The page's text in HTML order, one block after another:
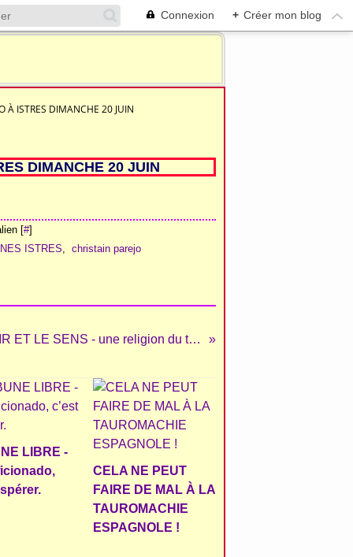
Connexion + Créer mon blog
À ISTRES DIMANCHE 20 JUIN
DIMANCHE 20 JUIN
[#]
ISTRES, christain parejo
"LA CHAIR ET LE SENS - une religion du taureau" au Musée taurin de Béziers
LIBRE -
CELA NE PEUT
FAIRE DE MAL À LA
TAUROMACHIE
ESPAGNOLE !